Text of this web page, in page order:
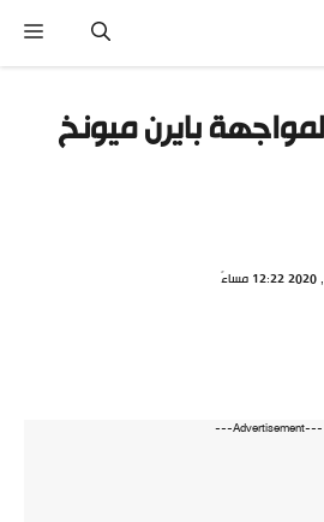
بايرن ميونخ
---Advertisement---